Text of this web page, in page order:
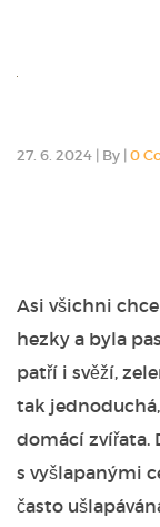
27. 6. 2024 | By | 0
Asi všichni
hezky a byla
patří i svěží,
tak
domácí zvířata.
s vyšlapanými
často